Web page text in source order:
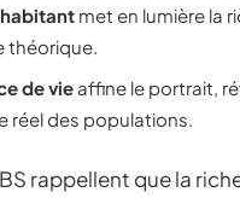
habitant met en lumière la
théorique.
de vie affine le portrait,
réel des populations.
rappellent que la